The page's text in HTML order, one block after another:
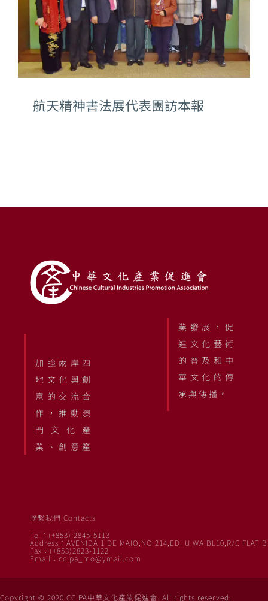
航天精神書法展代表團訪本報
加強兩岸四
地文化與創
意的交流合
作，推動澳
門文化產
業、創意產
業發展，促
進文化藝術
的普及和中
華文化的傳
承與傳播。
聯繫我們 Contacts
Tel：(+853) 2845-5113
Address：AVENIDA 1 DE MAIO,NO 214,ED. U WA BL10,R/C FLAT B
Fax：(+853)2823-1122
Email：ccipa_mo@ymail.com
Copyright © 2020 CCIPA中華文化產業促進會. All rights reserved.